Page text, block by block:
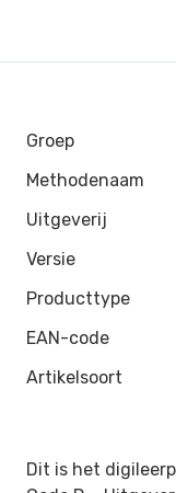
Groep
Methodenaam
Uitgeverij
Versie
Producttype
EAN-code
Artikelsoort
Dit is het